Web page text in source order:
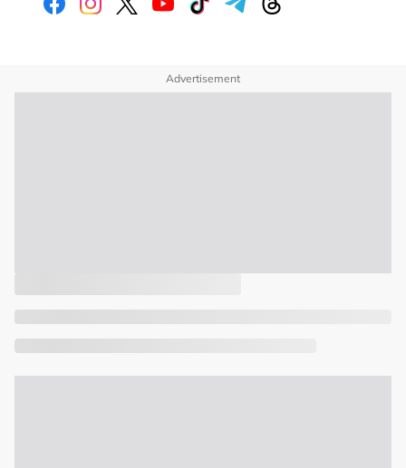
Advertisement